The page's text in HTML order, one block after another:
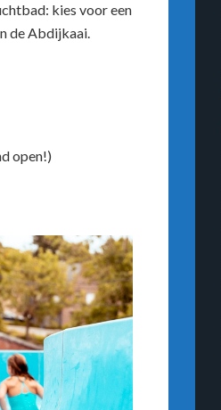
kies voor een
de Abdijkaai.
open!)